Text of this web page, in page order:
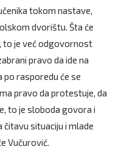
tokom nastave,
dvorištu. Šta će
to je već odgovornost
pravo da ide na
rasporedu će se
pravo da protestuje, da
to je sloboda govora i
situaciju i mlade
Vučurović.